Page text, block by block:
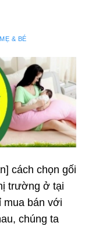
& BÉ
cách chọn gối
trường ở tại
mua bán với
chúng ta